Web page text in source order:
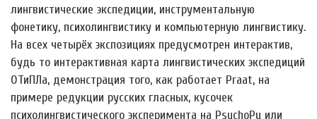
лингвистические экспедиции, инструментальную
фонетику, психолингвистику и компьютерную лингвистику.
На всех четырёх экспозициях предусмотрен интерактив,
будь то интерактивная карта лингвистических экспедиций
ОТиПЛа, демонстрация того, как работает Praat, на
примере редукции русских гласных, кусочек
психолингвистического эксперимента на PsychoPy или